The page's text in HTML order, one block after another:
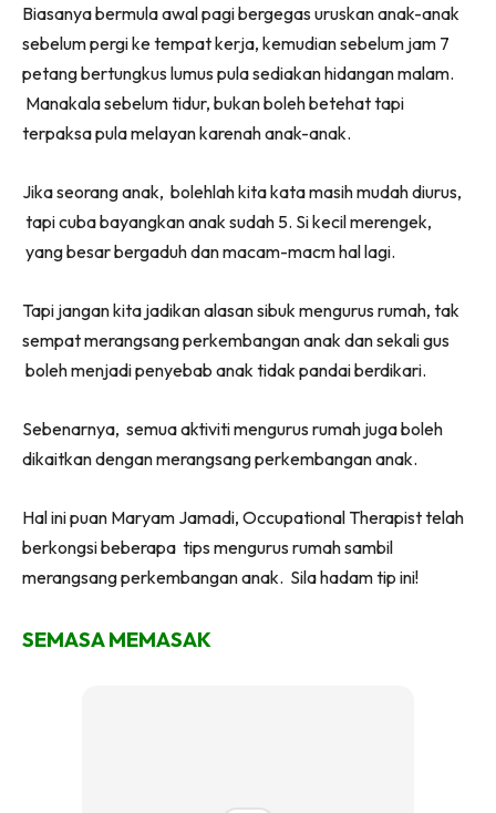
Biasanya bermula awal pagi bergegas uruskan anak-anak
sebelum pergi ke tempat kerja, kemudian sebelum jam 7
petang bertungkus lumus pula sediakan hidangan malam.
Manakala sebelum tidur, bukan boleh betehat tapi
terpaksa pula melayan karenah anak-anak.
Jika seorang anak, bolehlah kita kata masih mudah diurus,
tapi cuba bayangkan anak sudah 5. Si kecil merengek,
yang besar bergaduh dan macam-macm hal lagi.
Tapi jangan kita jadikan alasan sibuk mengurus rumah, tak
sempat merangsang perkembangan anak dan sekali gus
boleh menjadi penyebab anak tidak pandai berdikari.
Sebenarnya, semua aktiviti mengurus rumah juga boleh
dikaitkan dengan merangsang perkembangan anak.
Hal ini puan Maryam Jamadi, Occupational Therapist telah
berkongsi beberapa tips mengurus rumah sambil
merangsang perkembangan anak. Sila hadam tip ini!
SEMASA MEMASAK